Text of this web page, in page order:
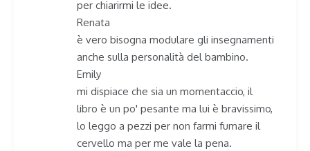
per chiarirmi le idee.
Renata
è vero bisogna modulare gli insegnamenti
anche sulla personalità del bambino.
Emily
mi dispiace che sia un momentaccio, il
libro è un po' pesante ma lui è bravissimo,
lo leggo a pezzi per non farmi fumare il
cervello ma per me vale la pena.